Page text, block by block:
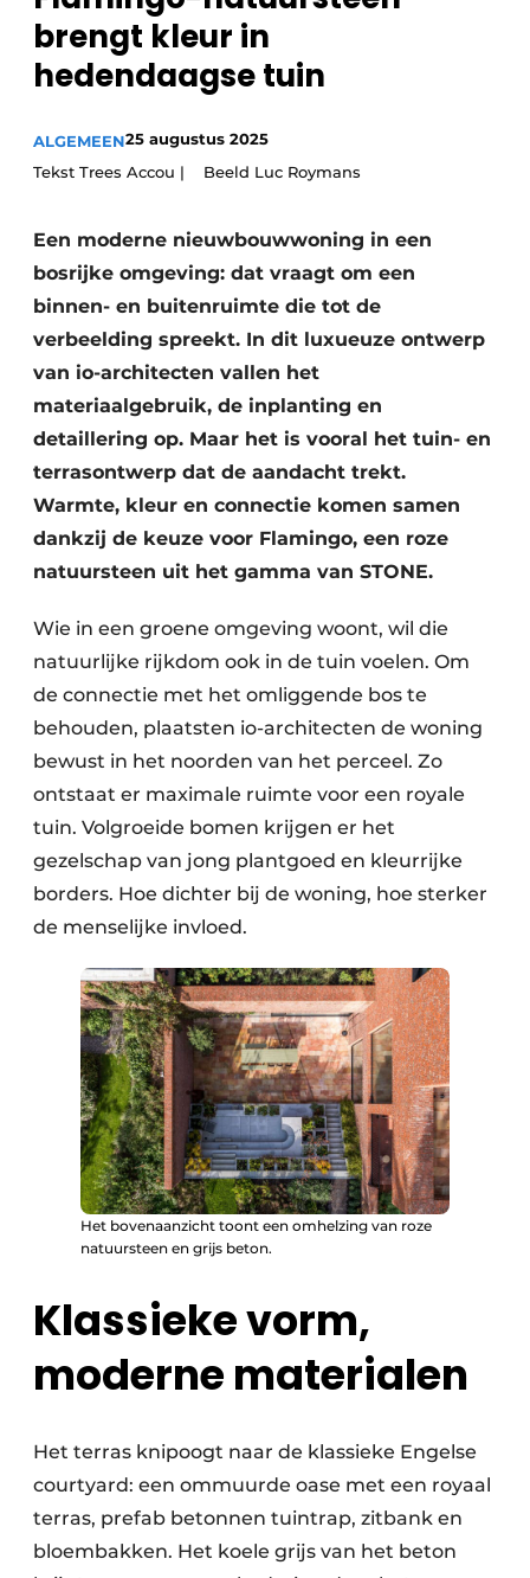
Privacy / Cookie statement
Vacature aanmelden
Video’s
brengt kleur in
hedendaagse tuin
ALGEMEEN25 augustus 2025
Tekst Trees Accou | Beeld Luc Roymans
Een moderne nieuwbouwwoning in een
bosrijke omgeving: dat vraagt om een
binnen- en buitenruimte die tot de
verbeelding spreekt. In dit luxueuze ontwerp
van io-architecten vallen het
materiaalgebruik, de inplanting en
detaillering op. Maar het is vooral het tuin- en
terrasontwerp dat de aandacht trekt.
Warmte, kleur en connectie komen samen
dankzij de keuze voor Flamingo, een roze
natuursteen uit het gamma van STONE.
Wie in een groene omgeving woont, wil die
natuurlijke rijkdom ook in de tuin voelen. Om
de connectie met het omliggende bos te
behouden, plaatsten io-architecten de woning
bewust in het noorden van het perceel. Zo
ontstaat er maximale ruimte voor een royale
tuin. Volgroeide bomen krijgen er het
gezelschap van jong plantgoed en kleurrijke
borders. Hoe dichter bij de woning, hoe sterker
de menselijke invloed.
Het bovenaanzicht toont een omhelzing van roze
natuursteen en grijs beton.
Klassieke vorm,
moderne materialen
Het terras knipoogt naar de klassieke Engelse
courtyard: een ommuurde oase met een royaal
terras, prefab betonnen tuintrap, zitbank en
bloembakken. Het koele grijs van het beton